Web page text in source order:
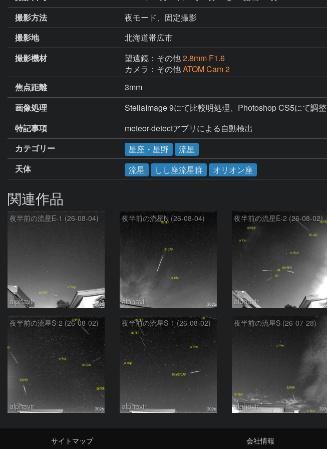
撮影方法
夜モード、固定撮影
撮影地
北海道帯広市
撮影機材
望遠鏡：その他2.8mm F1.6
カメラ：その他ATOM Cam 2
焦点距離
3mm
画像処理
StellaImage 9にて比較明処理、Photoshop CS5にて調整
特記事項
meteor-detectアプリによる自動検出
カテゴリー
星座・星野
流星
天体
流星 しし座流星群 オリオン座
関連作品
夜半前の流星E-1 (26-08-04)
alphavir
夜半前の流星N (26-08-04)
alphavir
夜半前の流星E-2 (26-08-02)
alphavir
夜半前の流星S-2 (26-08-02)
alphavir
夜半前の流星S-1 (26-08-02)
alphavir
夜半前の流星S (26-07-28)
alphavir
サイトマップ
会社情報